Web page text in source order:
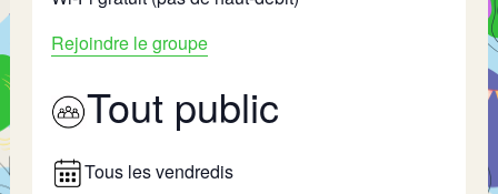
Rejoindre le groupe
Tout public
Tous les vendredis